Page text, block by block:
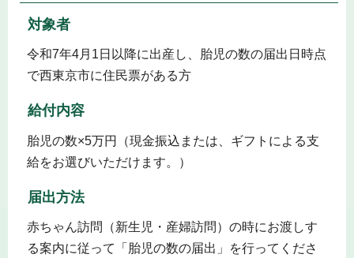
対象者
令和7年4月1日以降に出産し、胎児の数の届出日時点
で西東京市に住民票がある方
給付内容
胎児の数×5万円（現金振込または、ギフトによる支
給をお選びいただけます。）
届出方法
赤ちゃん訪問（新生児・産婦訪問）の時にお渡しす
る案内に従って「胎児の数の届出」を行ってくださ